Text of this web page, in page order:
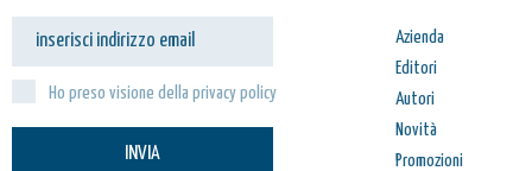
Ho preso visione della privacy policy
INVIA
Azienda
Editori
Autori
Novità
Promozioni